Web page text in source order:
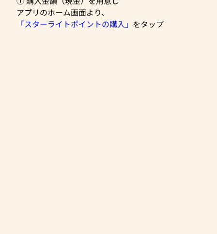
アプリのホーム画面より、
「スターライトポイントの購入」 をタップ